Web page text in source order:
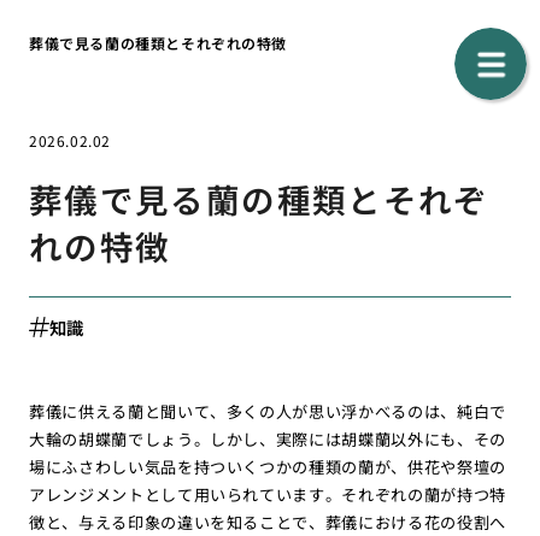
葬儀で見る蘭の種類とそれぞれの特徴
2026.02.02
葬儀で見る蘭の種類とそれぞ
れの特徴
知識
葬儀に供える蘭と聞いて、多くの人が思い浮かべるのは、純白で
大輪の胡蝶蘭でしょう。しかし、実際には胡蝶蘭以外にも、その
場にふさわしい気品を持ついくつかの種類の蘭が、供花や祭壇の
アレンジメントとして用いられています。それぞれの蘭が持つ特
徴と、与える印象の違いを知ることで、葬儀における花の役割へ